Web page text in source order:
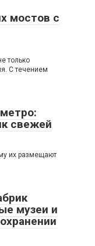
мостов с
только
С течением
свежей
их размещают
музеи и